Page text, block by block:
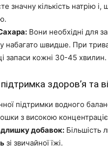
значну кількість натрію
Вони необхідні для
набагато швидше. При
запаси кожні 30-45 хвилин.
здоров’я та
підтримки водного
з високою
добавок: Більшість
зі звичайної їжі.